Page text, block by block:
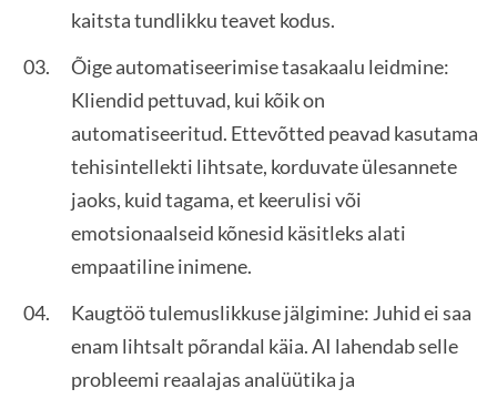
kaitsta tundlikku teavet kodus.
Õige automatiseerimise tasakaalu leidmine:
Kliendid pettuvad, kui kõik on
automatiseeritud. Ettevõtted peavad kasutama
tehisintellekti lihtsate, korduvate ülesannete
jaoks, kuid tagama, et keerulisi või
emotsionaalseid kõnesid käsitleks alati
empaatiline inimene.
Kaugtöö tulemuslikkuse jälgimine: Juhid ei saa
enam lihtsalt põrandal käia. AI lahendab selle
probleemi reaalajas analüütika ja